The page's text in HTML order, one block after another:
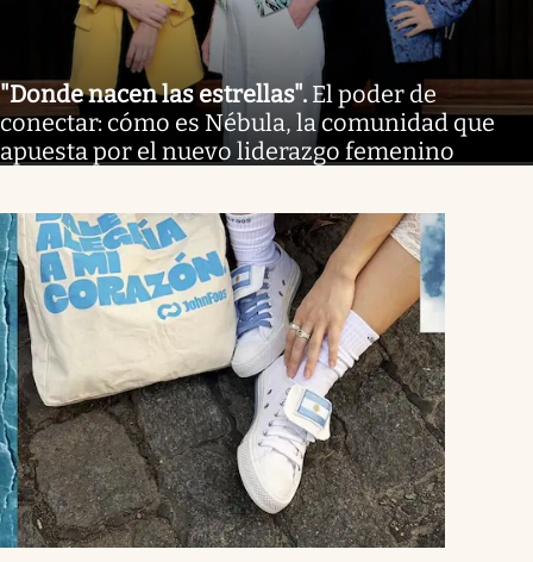
"Donde nacen las estrellas". El poder de
conectar: cómo es Nébula, la comunidad que
apuesta por el nuevo liderazgo femenino